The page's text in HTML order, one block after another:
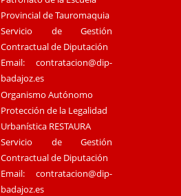
Provincial de Tauromaquia
Servicio de Gestión
Contractual de Diputación
Email:contratacion@dip-
badajoz.es
Organismo Autónomo
Protección de la Legalidad
Urbanística RESTAURA
Servicio de Gestión
Contractual de Diputación
Email:contratacion@dip-
badajoz.es